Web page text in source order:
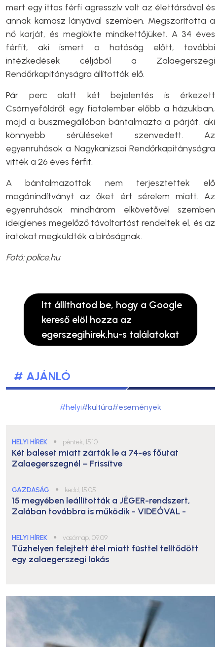
mert egy ittas férfi agresszív volt az élettársával és
annak kamasz lányával szemben. Megszorította a
nő karját, és meglökte mindkettőjüket. A 34 éves
férfit, aki ismert a hatóság előtt, további
intézkedések céljából a Zalaegerszegi
Rendőrkapitányságra állították elő.
Pár perc alatt két bejelentés is érkezett
Csörnyeföldről: egy fiatalember előbb a házukban,
majd a buszmegállóban bántalmazta a párját, aki
könnyebb sérüléseket szenvedett. Az
egyenruhások a Nagykanizsai Rendőrkapitányságra
vitték a 26 éves férfit.
A bántalmazottak nem terjesztettek elő
magánindítványt az őket ért sérelem miatt. Az
egyenruhások mindhárom elkövetővel szemben
ideiglenes megelőző távoltartást rendeltek el, és az
iratokat megküldték a bíróságnak.
Fotó: police.hu
Itt állíthatod be, hogy a Google
kereső elöl hozza az
egerszegihirek.hu-s találatokat
# AJÁNLÓ
#helyi#kultúra#események
HELYI HÍREK ● péntek, 15:10
Két baleset miatt zárták le a 74-es főutat
Zalaegerszegnél – Frissítve
GAZDASÁG ● kedd, 15:05
15 megyében leállították a JÉGER-rendszert,
Zalában továbbra is működik - VIDEÓVAL -
HELYI HÍREK ● vasárnap, 09:09
Tűzhelyen felejtett étel miatt füsttel telítődött
egy zalaegerszegi lakás